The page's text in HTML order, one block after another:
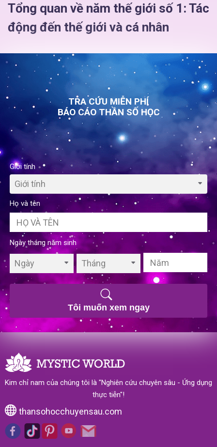
Tổng quan về năm thế giới số 1: Tác
động đến thế giới và cá nhân
TRA CỨU MIỄN PHÍ
BÁO CÁO THẦN SỐ HỌC
Giới tính
Giới tính
Họ và tên
Ngày tháng năm sinh
Ngày Tháng
Tôi muốn xem ngay
Kim chỉ nam của chúng tôi là "Nghiên cứu chuyên sâu - Ứng dụng
thực tiễn"!
thansohocchuyensau.com